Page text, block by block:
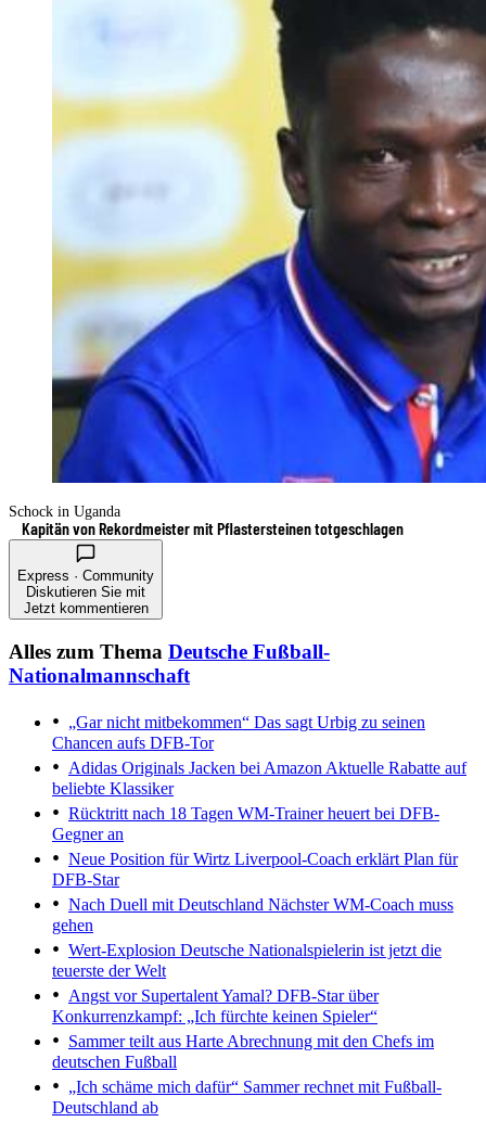
Schock in Uganda
Kapitän von Rekordmeister mit Pflastersteinen totgeschlagen
Express · Community
Diskutieren Sie mit
Jetzt kommentieren
Alles zum Thema Deutsche Fußball-
Nationalmannschaft
„Gar nicht mitbekommen“ Das sagt Urbig zu seinen
Chancen aufs DFB-Tor
Adidas Originals Jacken bei Amazon Aktuelle Rabatte auf
beliebte Klassiker
Rücktritt nach 18 Tagen WM-Trainer heuert bei DFB-
Gegner an
Neue Position für Wirtz Liverpool-Coach erklärt Plan für
DFB-Star
Nach Duell mit Deutschland Nächster WM-Coach muss
gehen
Wert-Explosion Deutsche Nationalspielerin ist jetzt die
teuerste der Welt
Angst vor Supertalent Yamal? DFB-Star über
Konkurrenzkampf: „Ich fürchte keinen Spieler“
Sammer teilt aus Harte Abrechnung mit den Chefs im
deutschen Fußball
„Ich schäme mich dafür“ Sammer rechnet mit Fußball-
Deutschland ab